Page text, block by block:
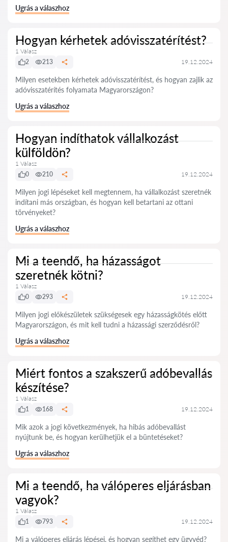
Ugrás a válaszhoz
Hogyan kérhetek adóvisszatérítést?
1 Válasz
2
213 19.12.2024
Milyen esetekben kérhetek adóvisszatérítést, és hogyan zajlik az
adóvisszatérítés folyamata Magyarországon?
Ugrás a válaszhoz
Hogyan indíthatok vállalkozást
külföldön?
1 Válasz
0
210 19.12.2024
Milyen jogi lépéseket kell megtennem, ha vállalkozást szeretnék
indítani más országban, és hogyan kell betartani az ottani
törvényeket?
Ugrás a válaszhoz
Mi a teendő, ha házasságot
szeretnék kötni?
1 Válasz
0
293 19.12.2024
Milyen jogi előkészületek szükségesek egy házasságkötés előtt
Magyarországon, és mit kell tudni a házassági szerződésről?
Ugrás a válaszhoz
Miért fontos a szakszerű adóbevallás
készítése?
1 Válasz
1
168 19.12.2024
Mik azok a jogi következmények, ha hibás adóbevallást
nyújtunk be, és hogyan kerülhetjük el a büntetéseket?
Ugrás a válaszhoz
Mi a teendő, ha válóperes eljárásban
vagyok?
1 Válasz
1
793 19.12.2024
Mi a válóperes eljárás lépései, és hogyan segíthet egy ügyvéd?